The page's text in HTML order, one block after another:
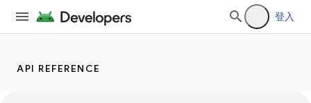
登入
API REFERENCE